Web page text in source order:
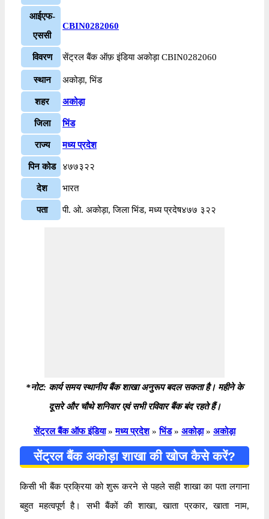
आईएफ-
एससी
CBIN0282060
विवरण सेंट्रल बैंक ऑफ़ इंडिया अकोड़ा CBIN0282060
स्थान अकोड़ा, भिंड
शहर अकोड़ा
जिला भिंड
राज्य मध्य प्रदेश
पिन कोड ४७७३२२
देश भारत
पता पी. ओ. अकोड़ा, जिला भिंड, मध्य प्रदेष४७७ ३२२
*नोट: कार्य समय स्थानीय बैंक शाखा अनुरूप बदल सकता है। महीने के
दूसरे और चौथे शनिवार एवं सभी रविवार बैंक बंद रहते हैं।
सेंट्रल बैंक ऑफ इंडिया » मध्य प्रदेश » भिंड » अकोड़ा » अकोड़ा
सेंट्रल बैंक अकोड़ा शाखा की खोज कैसे करें?
किसी भी बैंक प्रक्रिया को शुरू करने से पहले सही शाखा का पता लगाना
बहुत महत्वपूर्ण है। सभी बैंकों की शाखा, खाता प्रकार, खाता नाम,